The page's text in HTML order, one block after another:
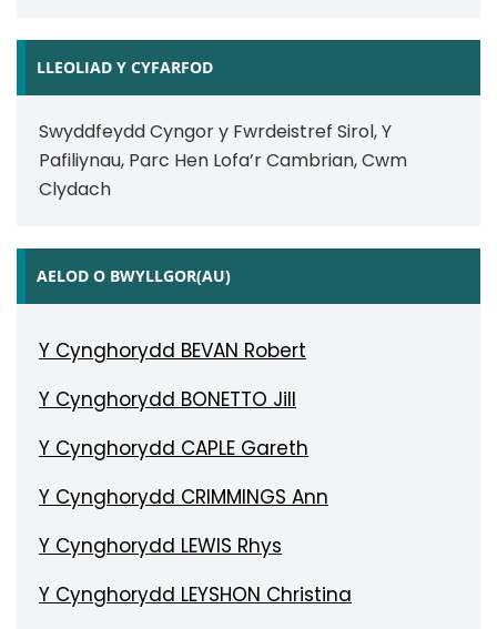
LLEOLIAD Y CYFARFOD
Swyddfeydd Cyngor y Fwrdeistref Sirol, Y
Pafiliynau, Parc Hen Lofa’r Cambrian, Cwm
Clydach
AELOD O BWYLLGOR(AU)
Y Cynghorydd BEVAN Robert
Y Cynghorydd BONETTO Jill
Y Cynghorydd CAPLE Gareth
Y Cynghorydd CRIMMINGS Ann
Y Cynghorydd LEWIS Rhys
Y Cynghorydd LEYSHON Christina